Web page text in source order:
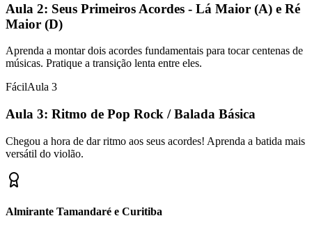
Aula 2: Seus Primeiros Acordes - Lá Maior (A) e Ré
Maior (D)
Aprenda a montar dois acordes fundamentais para tocar centenas de
músicas. Pratique a transição lenta entre eles.
FácilAula 3
Aula 3: Ritmo de Pop Rock / Balada Básica
Chegou a hora de dar ritmo aos seus acordes! Aprenda a batida mais
versátil do violão.
Almirante Tamandaré e Curitiba